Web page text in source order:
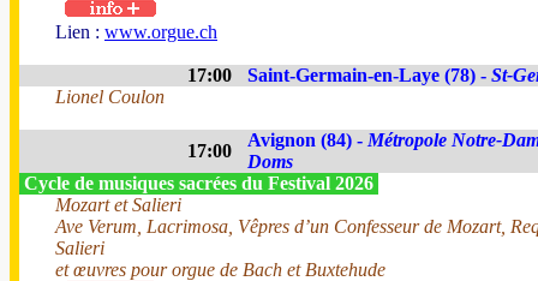
Lien : www.orgue.ch
17:00 Saint-Germain-en-Laye (78) - St-
Lionel Coulon
17:00
Avignon (84) - Métropole Notre-
Doms
Cycle de musiques sacrées du Festival 2026
Mozart et Salieri
Ave Verum, Lacrimosa, Vêpres d’un Confesseur de Mozart,
Salieri
et œuvres pour orgue de Bach et Buxtehude